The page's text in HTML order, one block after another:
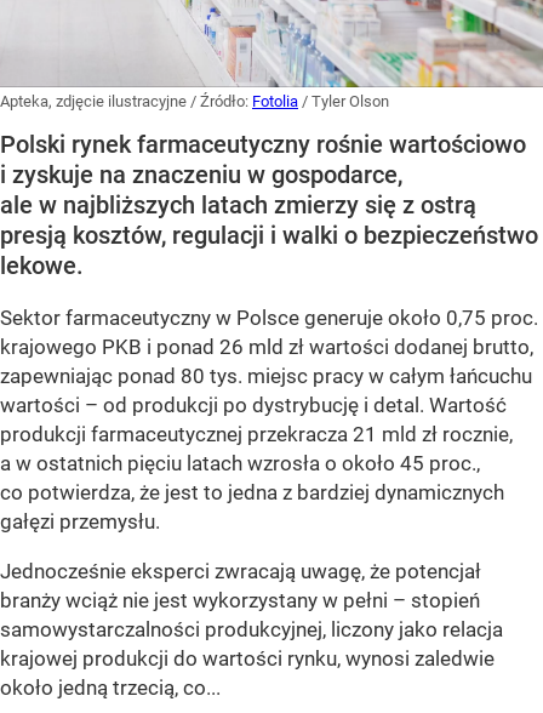
Apteka, zdjęcie ilustracyjne / Źródło: Fotolia / Tyler Olson
Polski rynek farmaceutyczny rośnie wartościowo
i zyskuje na znaczeniu w gospodarce,
ale w najbliższych latach zmierzy się z ostrą
presją kosztów, regulacji i walki o bezpieczeństwo
lekowe.
Sektor farmaceutyczny w Polsce generuje około 0,75 proc.
krajowego PKB i ponad 26 mld zł wartości dodanej brutto,
zapewniając ponad 80 tys. miejsc pracy w całym łańcuchu
wartości – od produkcji po dystrybucję i detal. Wartość
produkcji farmaceutycznej przekracza 21 mld zł rocznie,
a w ostatnich pięciu latach wzrosła o około 45 proc.,
co potwierdza, że jest to jedna z bardziej dynamicznych
gałęzi przemysłu.
Jednocześnie eksperci zwracają uwagę, że potencjał
branży wciąż nie jest wykorzystany w pełni – stopień
samowystarczalności produkcyjnej, liczony jako relacja
krajowej produkcji do wartości rynku, wynosi zaledwie
około jedną trzecią, co...